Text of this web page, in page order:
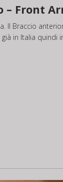
– Front
Il Braccio
in Italia